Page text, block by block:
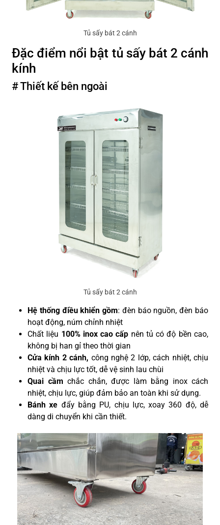
Tủ sấy bát 2 cánh
Đặc điểm nổi bật tủ sấy bát 2 cánh
kính
# Thiết kế bên ngoài
Tủ sấy bát 2 cánh
Hệ thống điều khiển gồm: đèn báo nguồn, đèn báo
hoạt động, núm chỉnh nhiệt
Chất liệu 100% inox cao cấp nên tủ có độ bền cao,
không bị han gỉ theo thời gian
Cửa kính 2 cánh, công nghệ 2 lớp, cách nhiệt, chịu
nhiệt và chịu lực tốt, dễ vệ sinh lau chùi
Quai cầm chắc chắn, được làm bằng inox cách
nhiệt, chịu lực, giúp đảm bảo an toàn khi sử dụng.
Bánh xe đẩy bằng PU, chịu lực, xoay 360 độ, dễ
dàng di chuyển khi cần thiết.